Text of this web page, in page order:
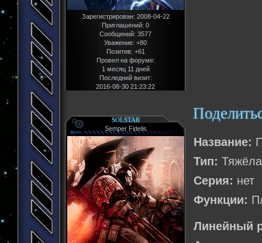
Зарегистрирован: 2008-04-22
Приглашений: 0
Сообщений: 3577
Уважение: +80
Позитив: +61
Провел на форуме:
1 месяц 11 дней
Последний визит:
2016-08-30 21:23:22
SOLSTAR
Semper Fidelis
Название:
Тип:
Серия: нет
Функции:
Линейный